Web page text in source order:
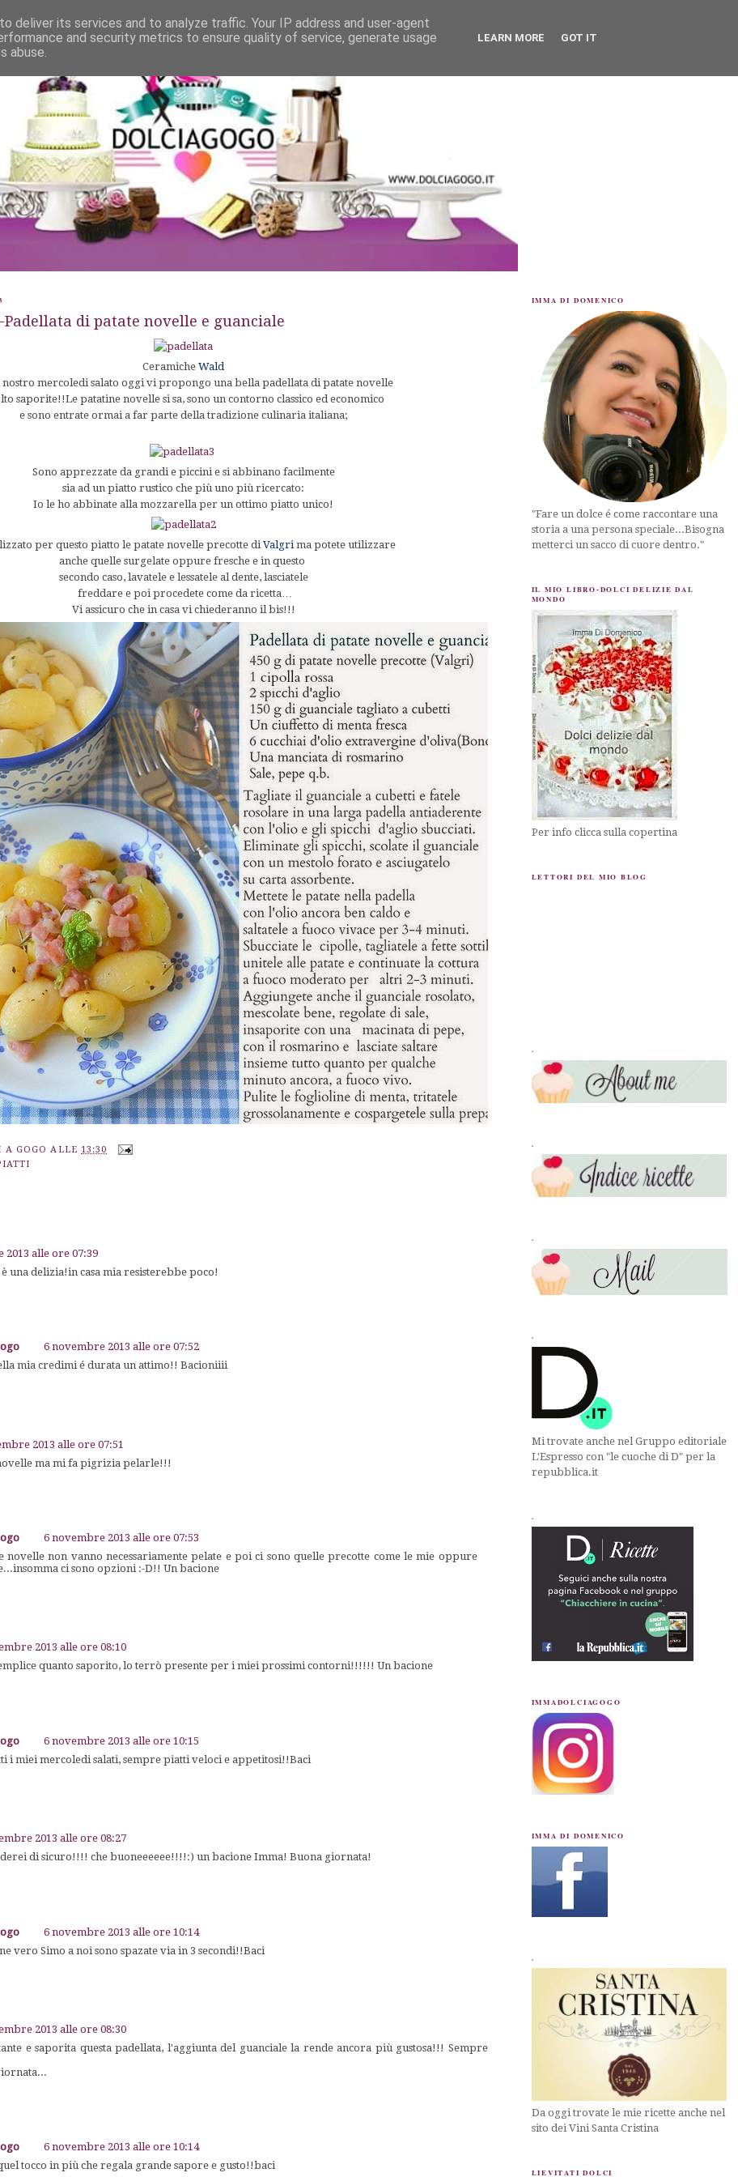
di patate novelle e guanciale
CeramicheWald
nostro mercoledi salato oggi vi propongo una bella padellata di patate novelle
saporite!!Le patatine novelle si sa, sono un contorno classico ed economico
e sono entrate ormai a far parte della tradizione culinaria italiana;
Sono apprezzate da grandi e piccini e si abbinano facilmente
sia ad un piatto rustico che più uno più ricercato:
Io le ho abbinate alla mozzarella per un ottimo piatto unico!
per questo piatto le patate novelle precotte diValgri ma potete utilizzare
anche quelle surgelate oppure fresche e in questo
secondo caso, lavatele e lessatele al dente, lasciatele
freddare e poi procedete come da ricetta…
Vi assicuro che in casa vi chiederanno il bis!!!
A GOGO ALLE 13:30
2013 alle ore 07:39
una delizia!in casa mia resisterebbe poco!
6 novembre 2013 alle ore 07:52
mia credimi é durata un attimo!! Bacioniiii
2013 alle ore 07:51
ma mi fa pigrizia pelarle!!!
6 novembre 2013 alle ore 07:53
novelle non vanno necessariamente pelate e poi ci sono quelle precotte come le mie oppure
ci sono opzioni :-D!! Un bacione
2013 alle ore 08:10
quanto saporito, lo terrò presente per i miei prossimi contorni!!!!!! Un bacione
6 novembre 2013 alle ore 10:15
i miei mercoledi salati, sempre piatti veloci e appetitosi!!Baci
2013 alle ore 08:27
di sicuro!!!! che buoneeeeee!!!!:) un bacione Imma! Buona giornata!
6 novembre 2013 alle ore 10:14
vero Simo a noi sono spazate via in 3 secondi!!Baci
2013 alle ore 08:30
e saporita questa padellata, l'aggiunta del guanciale la rende ancora più gustosa!!! Sempre
6 novembre 2013 alle ore 10:14
tocco in più che regala grande sapore e gusto!!baci
IMMA DI DOMENICO
"Fare un dolce é come raccontare una
storia a una persona speciale...Bisogna
metterci un sacco di cuore dentro."
IL MIO LIBRO-DOLCI DELIZIE DAL
MONDO
Per info clicca sulla copertina
LETTORI DEL MIO BLOG
.
.
.
.
Mi trovate anche nel Gruppo editoriale
L'Espresso con "le cuoche di D" per la
repubblica.it
.
IMMADOLCIAGOGO
IMMA DI DOMENICO
.
Da oggi trovate le mie ricette anche nel
sito dei Vini Santa Cristina
LIEVITATI DOLCI
deliver its services and to analyze traffic. Your IP address and user-agent
and security metrics to ensure quality of service, generate usage
abuse.
LEARN MORE GOT IT